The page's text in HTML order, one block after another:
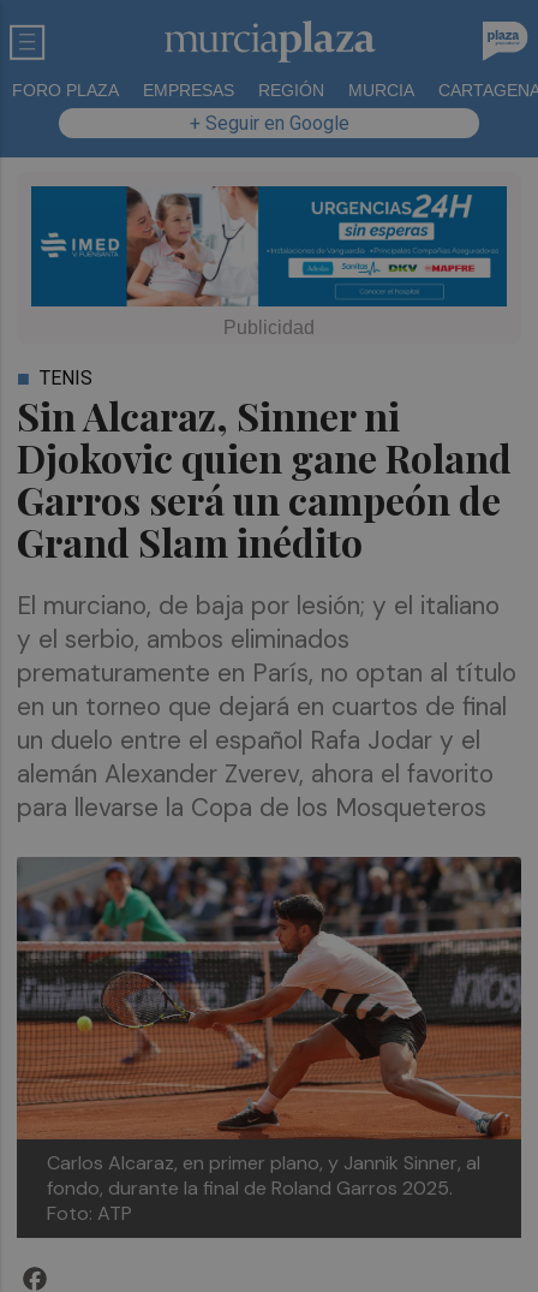
FORO PLAZA EMPRESAS REGIÓN MURCIA
+ Seguir en Google
Sin Alcaraz, Sinner ni
Djokovic quien gane Roland
Garros será un campeón de
Grand Slam inédito
TENIS
El murciano, de baja por lesión; y el italiano
y el serbio, ambos eliminados
prematuramente en París, no optan al título
en un torneo que dejará en cuartos de final
un duelo entre el español Rafa Jodar y el
alemán Alexander Zverev, ahora el favorito
para llevarse la Copa de los Mosqueteros
Carlos Alcaraz, en primer plano, y Jannik Sinner, al
fondo, durante la final de Roland Garros 2025.
Foto: ATP